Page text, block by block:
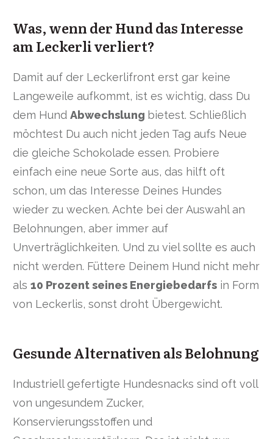
Was, wenn der Hund das Interesse
am Leckerli verliert?
Damit auf der Leckerlifront erst gar keine
Langeweile aufkommt, ist es wichtig, dass Du
dem Hund Abwechslung bietest. Schließlich
möchtest Du auch nicht jeden Tag aufs Neue
die gleiche Schokolade essen. Probiere
einfach eine neue Sorte aus, das hilft oft
schon, um das Interesse Deines Hundes
wieder zu wecken. Achte bei der Auswahl an
Belohnungen, aber immer auf
Unverträglichkeiten. Und zu viel sollte es auch
nicht werden. Füttere Deinem Hund nicht mehr
als 10 Prozent seines Energiebedarfs in Form
von Leckerlis, sonst droht Übergewicht.
Gesunde Alternativen als Belohnung
Industriell gefertigte Hundesnacks sind oft voll
von ungesundem Zucker,
Konservierungsstoffen und